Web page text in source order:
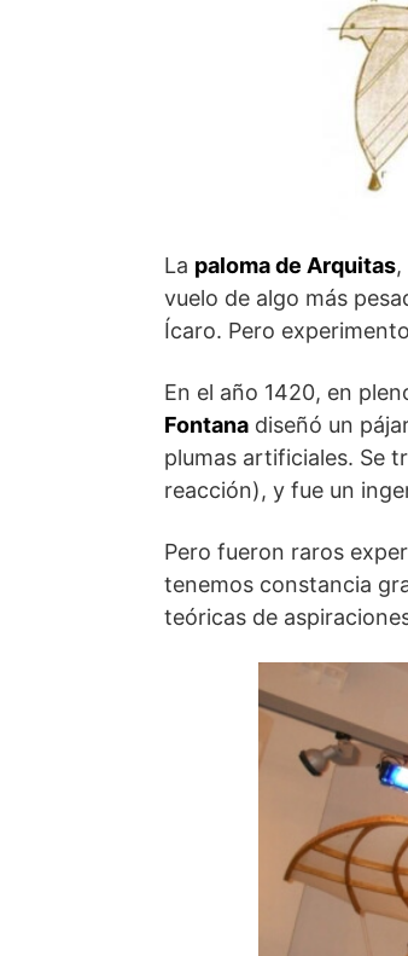
La paloma de Arquitas
vuelo de algo más
Ícaro. Pero
En el año 1420, en
Fontana diseñó un
plumas artificiales. Se
reacción), y fue un
Pero fueron raros
tenemos constancia
teóricas de